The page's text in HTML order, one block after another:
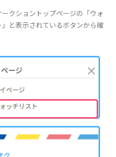
クショントップページの「ウォ
と表示されているボタンから確